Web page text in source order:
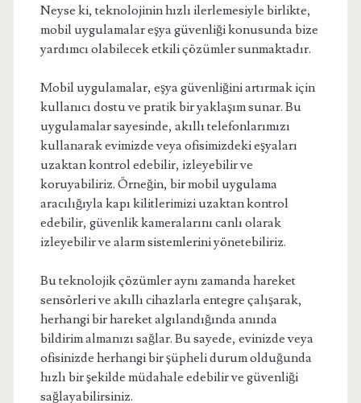
Neyse ki, teknolojinin hızlı ilerlemesiyle birlikte,
mobil uygulamalar eşya güvenliği konusunda bize
yardımcı olabilecek etkili çözümler sunmaktadır.
Mobil uygulamalar, eşya güvenliğini artırmak için
kullanıcı dostu ve pratik bir yaklaşım sunar. Bu
uygulamalar sayesinde, akıllı telefonlarımızı
kullanarak evimizde veya ofisimizdeki eşyaları
uzaktan kontrol edebilir, izleyebilir ve
koruyabiliriz. Örneğin, bir mobil uygulama
aracılığıyla kapı kilitlerimizi uzaktan kontrol
edebilir, güvenlik kameralarını canlı olarak
izleyebilir ve alarm sistemlerini yönetebiliriz.
Bu teknolojik çözümler aynı zamanda hareket
sensörleri ve akıllı cihazlarla entegre çalışarak,
herhangi bir hareket algılandığında anında
bildirim almanızı sağlar. Bu sayede, evinizde veya
ofisinizde herhangi bir şüpheli durum olduğunda
hızlı bir şekilde müdahale edebilir ve güvenliği
sağlayabilirsiniz.